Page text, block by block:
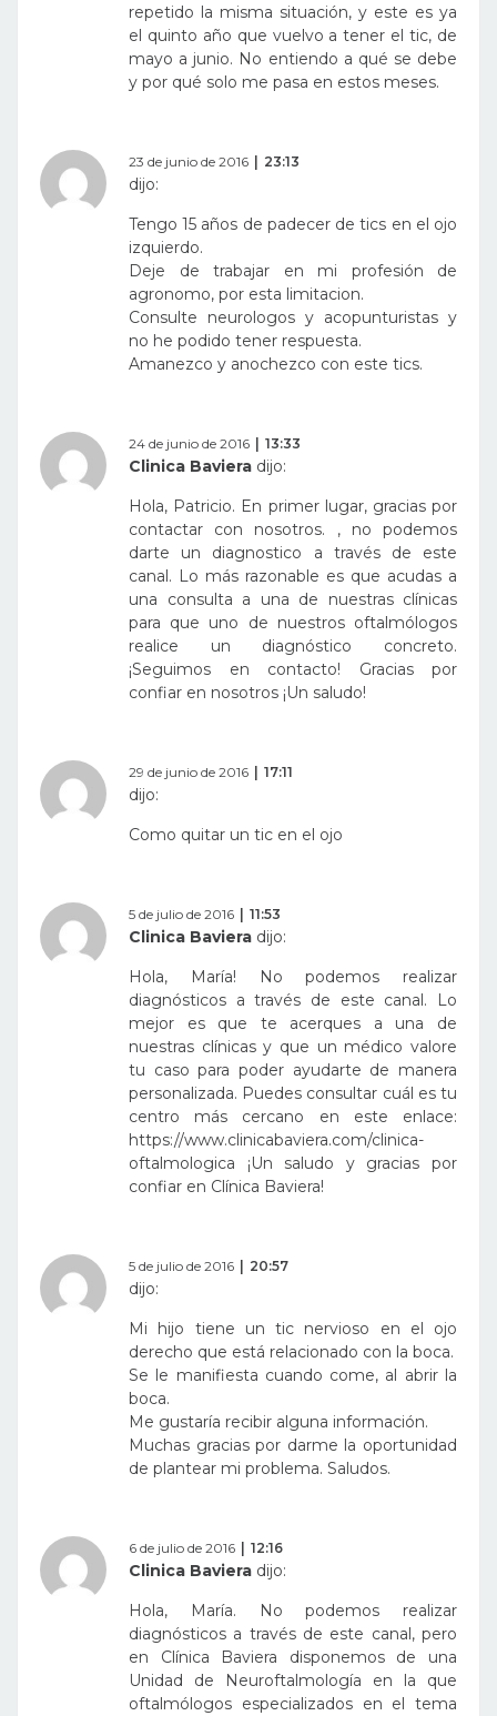
repetido la misma situación, y este es ya
el quinto año que vuelvo a tener el tic, de
mayo a junio. No entiendo a qué se debe
y por qué solo me pasa en estos meses.
23 de junio de 2016 23:13
dijo:
Tengo 15 años de padecer de tics en el ojo
izquierdo.
Deje de trabajar en mi profesión de
agronomo, por esta limitacion.
Consulte neurologos y acopunturistas y
no he podido tener respuesta.
Amanezco y anochezco con este tics.
24 de junio de 2016 13:33
Clinica Baviera dijo:
Hola, Patricio. En primer lugar, gracias por
contactar con nosotros. , no podemos
darte un diagnostico a través de este
canal. Lo más razonable es que acudas a
una consulta a una de nuestras clínicas
para que uno de nuestros oftalmólogos
realice un diagnóstico concreto.
¡Seguimos en contacto! Gracias por
confiar en nosotros ¡Un saludo!
29 de junio de 2016 17:11
dijo:
Como quitar un tic en el ojo
5 de julio de 2016 11:53
Clinica Baviera dijo:
Hola, María! No podemos realizar
diagnósticos a través de este canal. Lo
mejor es que te acerques a una de
nuestras clínicas y que un médico valore
tu caso para poder ayudarte de manera
personalizada. Puedes consultar cuál es tu
centro más cercano en este enlace:
https://www.clinicabaviera.com/clinica-
oftalmologica ¡Un saludo y gracias por
confiar en Clínica Baviera!
5 de julio de 2016 20:57
dijo:
Mi hijo tiene un tic nervioso en el ojo
derecho que está relacionado con la boca.
Se le manifiesta cuando come, al abrir la
boca.
Me gustaría recibir alguna información.
Muchas gracias por darme la oportunidad
de plantear mi problema. Saludos.
6 de julio de 2016 12:16
Clinica Baviera dijo:
Hola, María. No podemos realizar
diagnósticos a través de este canal, pero
en Clínica Baviera disponemos de una
Unidad de Neuroftalmología en la que
oftalmólogos especializados en el tema